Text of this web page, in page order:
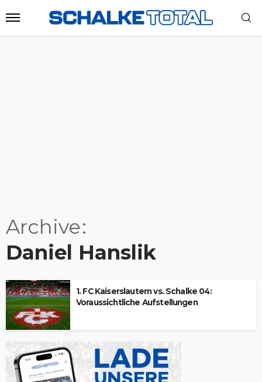
Archive
Daniel Hanslik
1. FC Kaiserslautern vs. Schalke 04:
Voraussichtliche Aufstellungen